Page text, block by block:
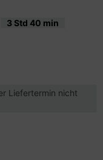
3 Std 40 min
Liefertermin nicht